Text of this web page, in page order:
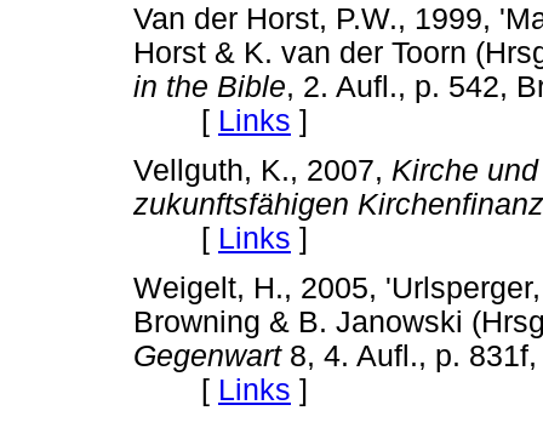
Van der Horst, P.W., 1999,
Horst & K. van der Toorn
in the Bible, 2. Aufl., p. 542,
[ Links ]
Vellguth, K., 2007, Kirche
zukunftsfähigen
[ Links ]
Weigelt, H., 2005,
Browning & B. Janowski
Gegenwart8, 4. Aufl., p.
[ Links ]